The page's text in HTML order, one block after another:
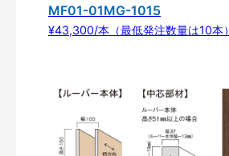
MF01-01MG-1015
¥43,300/本（最低発注数量は10本）